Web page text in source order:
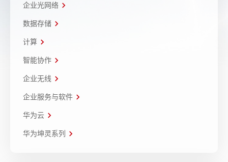
企业光网络
数据存储
计算
智能协作
企业无线
企业服务与软件
华为云
华为坤灵系列